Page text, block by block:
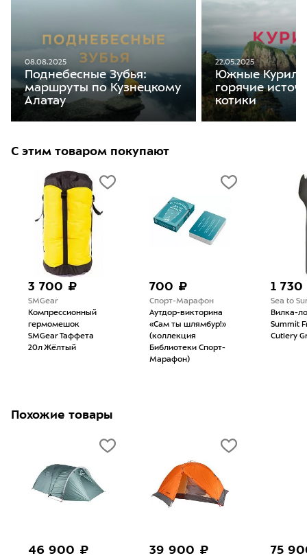
08.08.2025
Поднебесные Зубья:
маршруты по Кузнецкому
Алатау
22.05.2025
Южные
горячие
котики
С этим товаром покупают
3 700 ₽
SMGear
Компрессионный
гермомешок
SMGear Таффета
20л Жёлтый
700 ₽
Спорт-Марафон
Аутдор-викторина
«Сам ты шлямбур!»
(коллекция
Библиотеки Спорт-
Марафон)
1
Sea to
Вилка-
Summit
Cutlery
Похожие товары
46 900 ₽ 39 900 ₽ 75